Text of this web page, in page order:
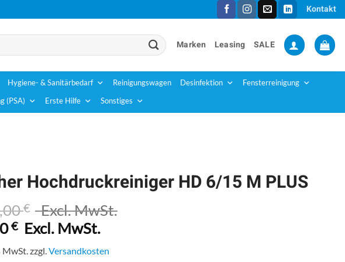
Kontakt
Marken Leasing SALE
Hygiene- & Sanitärbedarf Reinigungswagen Desinfektion Fensterreinigung
(PSA) Erste Hilfe Sonstiges
Hochdruckreiniger HD 6/15 M PLUS
€
Excl. MwSt.
€ Excl. MwSt.
MwSt.zzgl.Versandkosten